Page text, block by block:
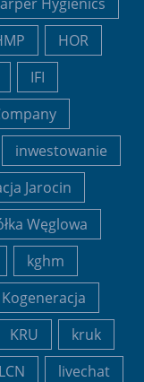
HOR
IFI
inwestowanie
Jarocin
Węglowa
kghm
Kogeneracja
KRU
kruk
LCN
livechat